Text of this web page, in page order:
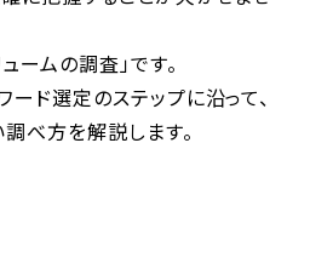
ームの調査」です。
ード選定のステップに沿って、
べ方を解説します。